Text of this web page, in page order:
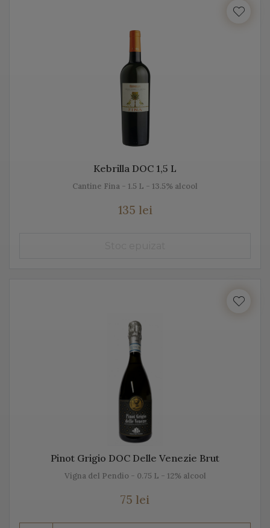
hectare de viță de vie, fiind unul dintre cei mai mari
producători de vin italian din lume. Acest vin italian
ajunge în întreaga lume și îi bucură pe cei ce îi cunosc
istoria, tradiția, modul de preparare, dar și pe cel de
numeroasă și asta pentru că ne dorim să aducem Italia
Vă prezentăm mai jos, gama noastră de Prosecco, acest
vin spumant italian, alb sau rose.
Prosecco e cel mai cunoscut vin spumant din Italia. E
adesea comparat cu Champagne, însă ele diferă
struguri folosite.
decât vin spumant, înseamnă aromă și gust deosebit,
Kebrilla DOC 1,5 L
Cantine Fina - 1.5 L - 13.5% alcool
135 lei
Pinot Grigio DOC Delle Venezie Brut
Vigna del Pendio - 0.75 L - 12% alcool
75 lei